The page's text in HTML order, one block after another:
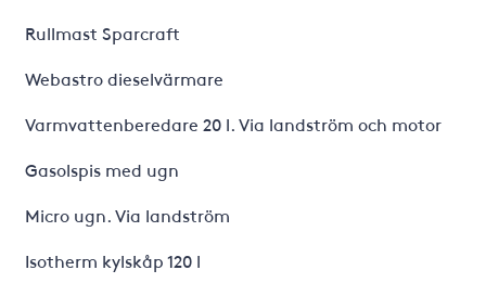
Rullmast Sparcraft
Webastro dieselvärmare
Varmvattenberedare 20 l. Via landström och motor
Gasolspis med ugn
Micro ugn. Via landström
Isotherm kylskåp 120 l